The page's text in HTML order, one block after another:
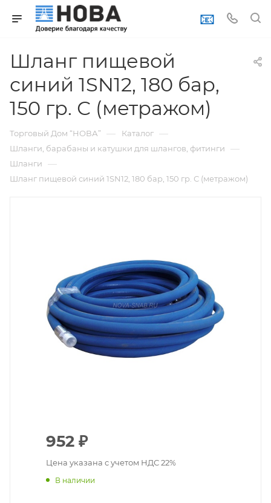
📧
Шланг пищевой
синий 1SN12, 180 бар,
150 гр. С (метражом)
Торговый Дом “НОВА” — Каталог —
Шланги, барабаны и катушки для шлангов, фитинги —
Шланги —
Шланг пищевой синий 1SN12, 180 бар, 150 гр. С (метражом)
952₽
Цена указана с учетом НДС 22%
В наличии